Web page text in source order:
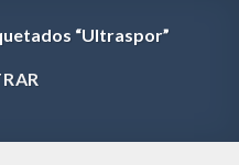
“Ultraspor”